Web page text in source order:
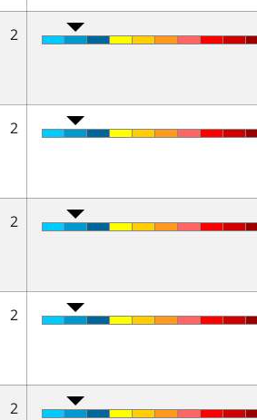
2
2
2
2
2